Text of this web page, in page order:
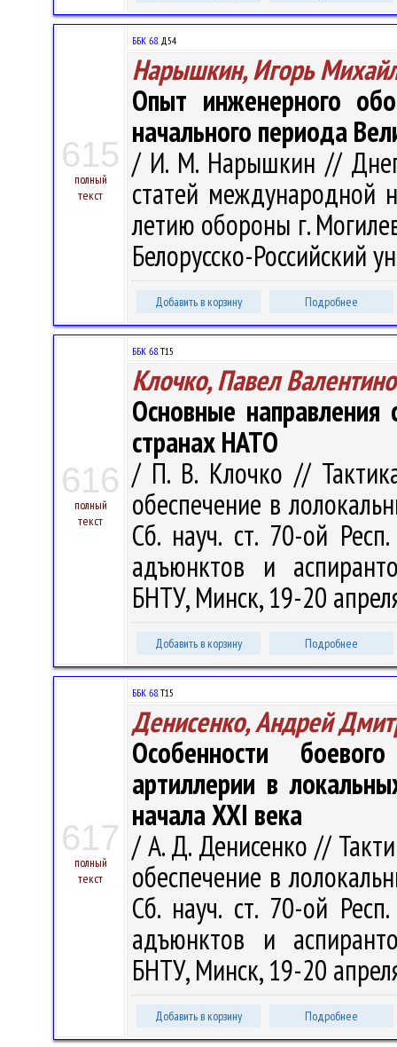
615
полный
текст
ББК 68.Д54
Нарышкин, Игорь
Опыт инженерного
начального периода
/ И. М. Нарышкин //
статей международной
летию обороны г.
Белорусско-Российский
Добавить в корзину Подробнее
616
полный
текст
ББК 68.Т15
Клочко, Павел
Основные направления
странах НАТО
/ П. В. Клочко //
обеспечение в
Сб. науч. ст. 70-ой
адъюнктов и
БНТУ, Минск, 19-20
Добавить в корзину Подробнее
617
полный
текст
ББК 68.Т15
Денисенко, Андрей
Особенности
артиллерии в
начала XXI века
/ А. Д. Денисенко //
обеспечение в
Сб. науч. ст. 70-ой
адъюнктов и
БНТУ, Минск, 19-20
Добавить в корзину Подробнее